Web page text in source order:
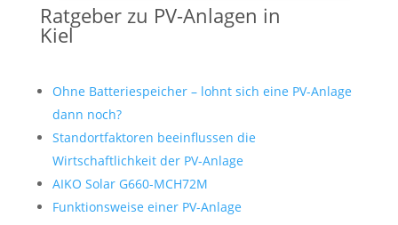
Ratgeber zu PV-Anlagen in
Kiel
Ohne Batteriespeicher – lohnt sich eine PV-Anlage
dann noch?
Standortfaktoren beeinflussen die
Wirtschaftlichkeit der PV-Anlage
AIKO Solar G660-MCH72M
Funktionsweise einer PV-Anlage